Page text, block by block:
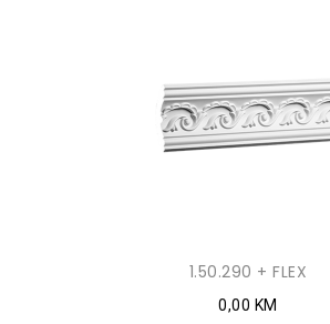
1.50.290 + FLEX
0,00 KM